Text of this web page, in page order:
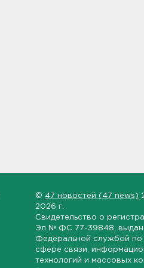
© 47 новостей (47 news)
2026 г.
Свидетельство о
Эл № ФС 77-39848 ,
Федеральной службой по
сфере связи,
технологий и массовых